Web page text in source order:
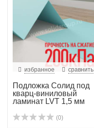
избранное сравнить
Подложка Солид под
кварц-виниловый
ламинат LVT 1,5 мм
(0)